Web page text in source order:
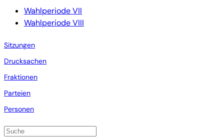
Wahlperiode VII
Wahlperiode VIII
Sitzungen
Drucksachen
Fraktionen
Parteien
Personen